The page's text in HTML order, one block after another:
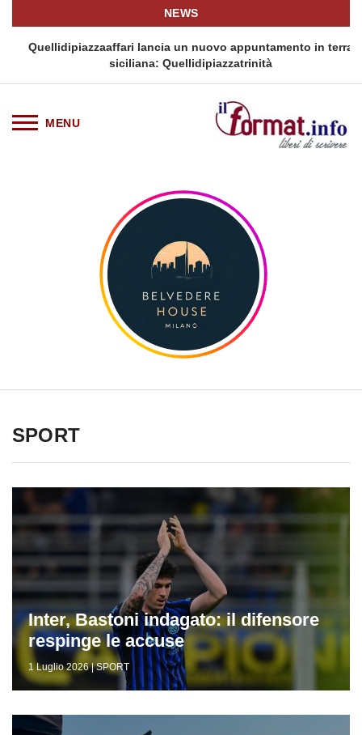
NEWS
Quellidipiazzaaffari lancia un nuovo appuntamento in terra
siciliana: Quellidipiazzatrinità
SPORT
Inter, Bastoni indagato: il difensore
respinge le accuse
1 Luglio 2026 | SPORT